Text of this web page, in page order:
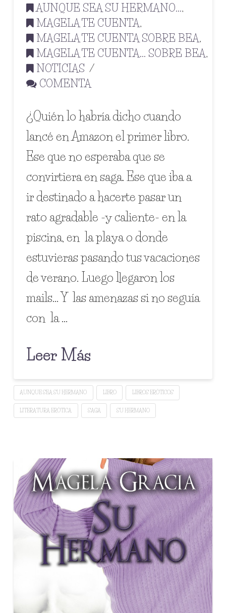
AUNQUE SEA SU HERMANO...,
MAGELA TE CUENTA,
MAGELA TE CUENTA SOBRE BEA,
MAGELA TE CUENTA... SOBRE BEA,
NOTICIAS
COMENTA
¿Quién lo habría dicho cuando
lancé en Amazon el primer libro.
Ese que no esperaba que se
convirtiera en saga. Ese que iba a
ir destinado a hacerte pasar un
rato agradable -y caliente- en la
piscina, en la playa o donde
estuvieras pasando tus vacaciones
de verano. Luego llegaron los
mails… Y las amenazas si no seguía
con la …
Leer Más
AUNQUE SEA SU HERMANO LIBRO LIBROS ERÓTICOS
LITERATURA ERÓTICA SAGA SU HERMANO